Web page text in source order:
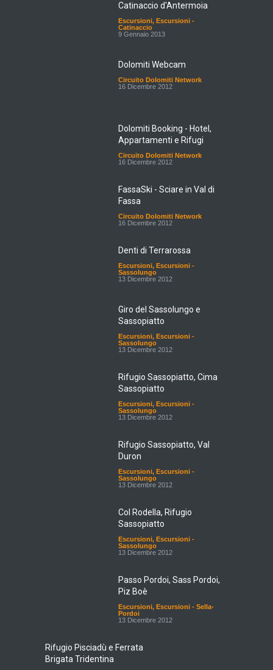
Catinaccio d'Antermoia
Escursioni, Escursioni -
Catinaccio
9 Gennaio 2013
Dolomiti Webcam
Circuito Dolomiti Network
16 Dicembre 2012
Dolomiti Booking - Hotel,
Appartamenti e Rifugi
Circuito Dolomiti Network
16 Dicembre 2012
FassaSki - Sciare in Val di
Fassa
Circuito Dolomiti Network
16 Dicembre 2012
Denti di Terrarossa
Escursioni, Escursioni -
Sassolungo
13 Dicembre 2012
Giro del Sassolungo e
Sassopiatto
Escursioni, Escursioni -
Sassolungo
13 Dicembre 2012
Rifugio Sassopiatto, Cima
Sassopiatto
Escursioni, Escursioni -
Sassolungo
13 Dicembre 2012
Rifugio Sassopiatto, Val
Duron
Escursioni, Escursioni -
Sassolungo
13 Dicembre 2012
Col Rodella, Rifugio
Sassopiatto
Escursioni, Escursioni -
Sassolungo
13 Dicembre 2012
Passo Pordoi, Sass Pordoi,
Piz Boè
Escursioni, Escursioni - Sella-
Pordoi
13 Dicembre 2012
Rifugio Pisciadù e Ferrata
Brigata Tridentina